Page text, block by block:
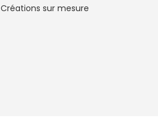
Créations sur mesure